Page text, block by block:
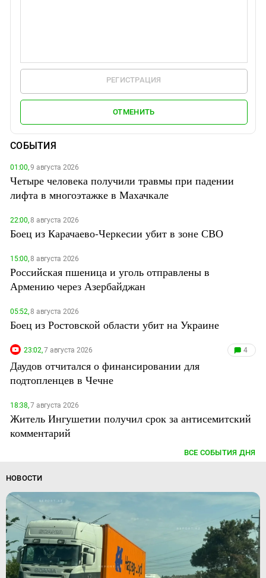
РЕГИСТРАЦИЯ
ОТМЕНИТЬ
СОБЫТИЯ
01:00,9 августа 2026
Четыре человека получили травмы при падении
лифта в многоэтажке в Махачкале
22:00,8 августа 2026
Боец из Карачаево-Черкесии убит в зоне СВО
15:00,8 августа 2026
Российская пшеница и уголь отправлены в
Армению через Азербайджан
05:52,8 августа 2026
Боец из Ростовской области убит на Украине
23:02,7 августа 2026 4
Даудов отчитался о финансировании для
подтопленцев в Чечне
18:38,7 августа 2026
Житель Ингушетии получил срок за антисемитский
комментарий
ВСЕ СОБЫТИЯ ДНЯ
НОВОСТИ